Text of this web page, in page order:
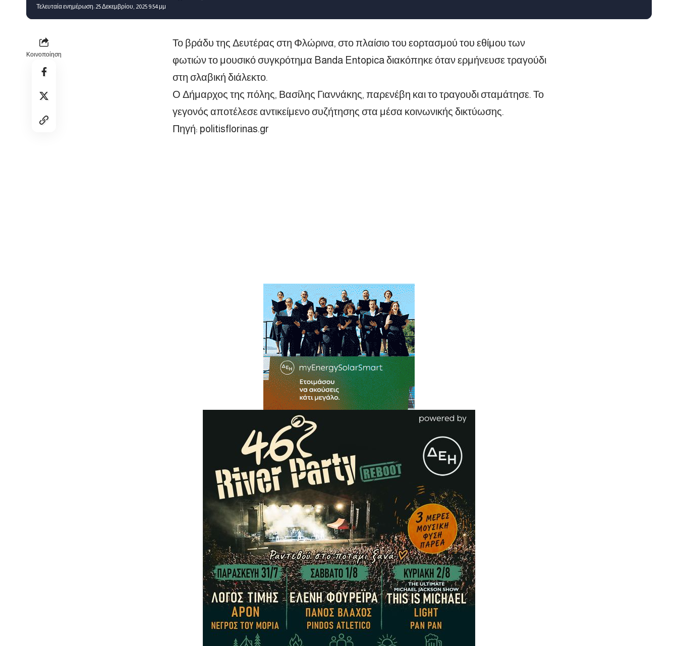
Τελευταία ενημέρωση: 25 Δεκεμβρίου, 2025 9:54 μμ
Κοινοποίηση
Το βράδυ της Δευτέρας στη Φλώρινα, στο πλαίσιο του εορτασμού του εθίμου των
φωτιών το μουσικό συγκρότημα Banda Entopica διακόπηκε όταν ερμήνευσε τραγούδι
στη σλαβική διάλεκτο.
Ο Δήμαρχος της πόλης, Βασίλης Γιαννάκης, παρενέβη και το τραγουδι σταμάτησε. Το
γεγονός αποτέλεσε αντικείμενο συζήτησης στα μέσα κοινωνικής δικτύωσης.
Πηγή: politisflorinas.gr